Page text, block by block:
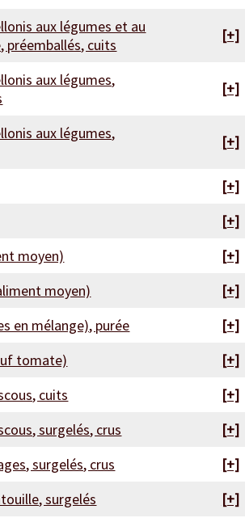
aux légumes et au
préemballés, cuits
[+]
aux légumes,
[+]
aux légumes,
[+]
[+]
[+]
moyen)
[+]
moyen)
[+]
en mélange), purée
[+]
tomate)
[+]
cuits
[+]
surgelés, crus
[+]
surgelés, crus
[+]
surgelés
[+]